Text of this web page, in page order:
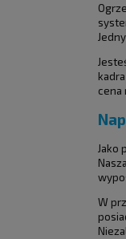
cena
Jako
W